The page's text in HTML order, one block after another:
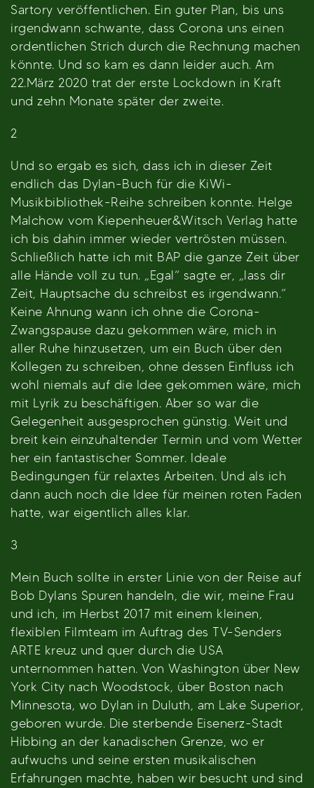
Sartory veröffentlichen. Ein guter Plan, bis uns
irgendwann schwante, dass Corona uns einen
ordentlichen Strich durch die Rechnung machen
könnte. Und so kam es dann leider auch. Am
22.März 2020 trat der erste Lockdown in Kraft
und zehn Monate später der zweite.
2
Und so ergab es sich, dass ich in dieser Zeit
endlich das Dylan-Buch für die KiWi-
Musikbibliothek-Reihe schreiben konnte. Helge
Malchow vom Kiepenheuer&Witsch Verlag hatte
ich bis dahin immer wieder vertrösten müssen.
Schließlich hatte ich mit BAP die ganze Zeit über
alle Hände voll zu tun. „Egal“ sagte er, „lass dir
Zeit, Hauptsache du schreibst es irgendwann.“
Keine Ahnung wann ich ohne die Corona-
Zwangspause dazu gekommen wäre, mich in
aller Ruhe hinzusetzen, um ein Buch über den
Kollegen zu schreiben, ohne dessen Einfluss ich
wohl niemals auf die Idee gekommen wäre, mich
mit Lyrik zu beschäftigen. Aber so war die
Gelegenheit ausgesprochen günstig. Weit und
breit kein einzuhaltender Termin und vom Wetter
her ein fantastischer Sommer. Ideale
Bedingungen für relaxtes Arbeiten. Und als ich
dann auch noch die Idee für meinen roten Faden
hatte, war eigentlich alles klar.
3
Mein Buch sollte in erster Linie von der Reise auf
Bob Dylans Spuren handeln, die wir, meine Frau
und ich, im Herbst 2017 mit einem kleinen,
flexiblen Filmteam im Auftrag des TV-Senders
ARTE kreuz und quer durch die USA
unternommen hatten. Von Washington über New
York City nach Woodstock, über Boston nach
Minnesota, wo Dylan in Duluth, am Lake Superior,
geboren wurde. Die sterbende Eisenerz-Stadt
Hibbing an der kanadischen Grenze, wo er
aufwuchs und seine ersten musikalischen
Erfahrungen machte, haben wir besucht und sind